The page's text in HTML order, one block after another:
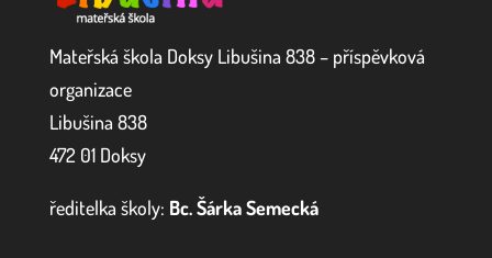
Mateřská škola Doksy Libušina 838 – příspěvková
organizace
Libušina 838
472 01 Doksy
ředitelka školy: Bc. Šárka Semecká